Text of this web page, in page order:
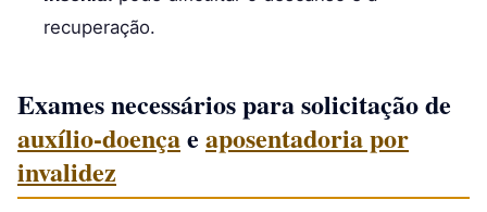
recuperação.
Exames necessários para solicitação de
auxílio-doençae aposentadoria por
invalidez